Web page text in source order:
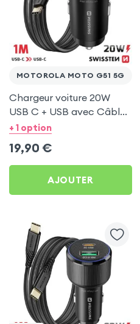
MOTOROLA MOTO G51 5G
Chargeur voiture 20W
USB C + USB avec Câble
type C Swissten pour
+ 1 option
19,90 €
AJOUTER